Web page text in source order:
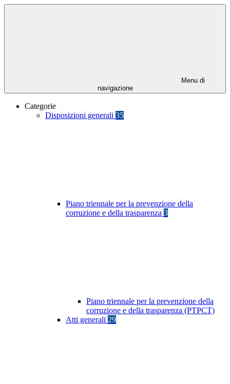
Menu di
navigazione
Categorie
Disposizioni generali 35
Piano triennale per la prevenzione della
corruzione e della trasparenza 3
Piano triennale per la prevenzione della
corruzione e della trasparenza (PTPCT)
Atti generali 29